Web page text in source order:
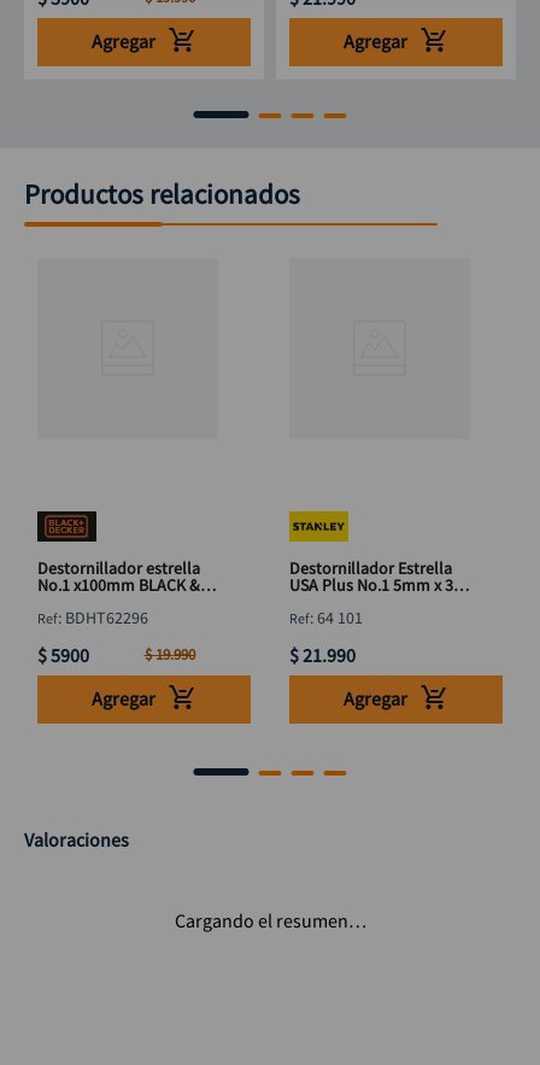
Agregar
Agregar
Productos relacionados
Destornillador estrella
No.1 x100mm BLACK &
: BDHT62296
$5900 $19.990
Agregar
Destornillador Estrella
USA Plus No.1 5mm x 3"
:64 101
$21.990
Agregar
Valoraciones
Cargando el resumen…